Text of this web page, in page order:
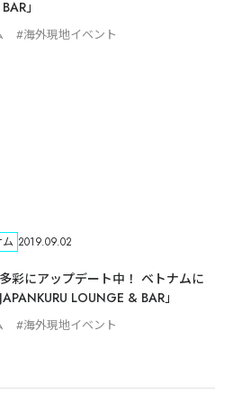
」
海外現地イベント
2019.09.02
彩にアップデート中！ ベトナムに
LOUNGE & BAR」
海外現地イベント